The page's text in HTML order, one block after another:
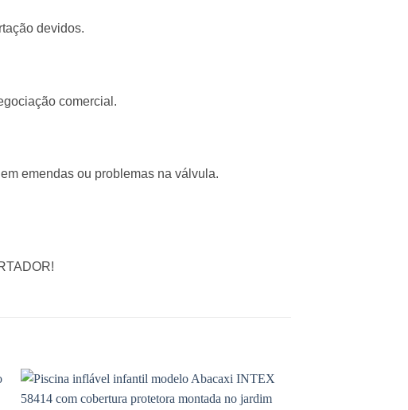
devidos.
comercial.
emendas ou problemas na válvula.